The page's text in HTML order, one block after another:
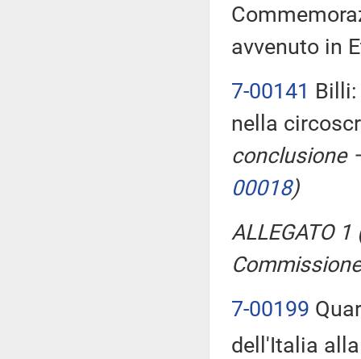
avvenuto in
7-00141
nella
conclusione
00018)
ALLEGATO
7-00199
dell'Italia